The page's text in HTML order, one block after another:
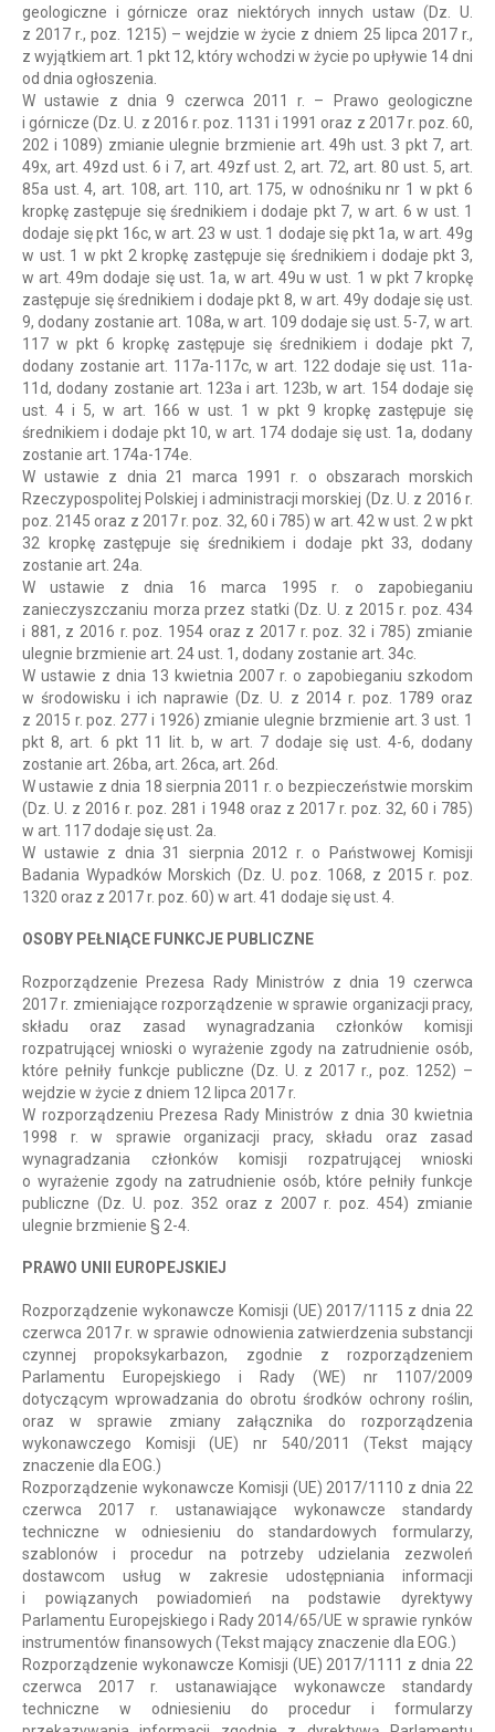
geologiczne i górnicze oraz niektórych innych ustaw (Dz. U.
z 2017 r., poz. 1215) – wejdzie w życie z dniem 25 lipca 2017 r.,
z wyjątkiem art. 1 pkt 12, który wchodzi w życie po upływie 14 dni
od dnia ogłoszenia.
W ustawie z dnia 9 czerwca 2011 r. – Prawo geologiczne
i górnicze (Dz. U. z 2016 r. poz. 1131 i 1991 oraz z 2017 r. poz. 60,
202 i 1089) zmianie ulegnie brzmienie art. 49h ust. 3 pkt 7, art.
49x, art. 49zd ust. 6 i 7, art. 49zf ust. 2, art. 72, art. 80 ust. 5, art.
85a ust. 4, art. 108, art. 110, art. 175, w odnośniku nr 1 w pkt 6
kropkę zastępuje się średnikiem i dodaje pkt 7, w art. 6 w ust. 1
dodaje się pkt 16c, w art. 23 w ust. 1 dodaje się pkt 1a, w art. 49g
w ust. 1 w pkt 2 kropkę zastępuje się średnikiem i dodaje pkt 3,
w art. 49m dodaje się ust. 1a, w art. 49u w ust. 1 w pkt 7 kropkę
zastępuje się średnikiem i dodaje pkt 8, w art. 49y dodaje się ust.
9, dodany zostanie art. 108a, w art. 109 dodaje się ust. 5-7, w art.
117 w pkt 6 kropkę zastępuje się średnikiem i dodaje pkt 7,
dodany zostanie art. 117a-117c, w art. 122 dodaje się ust. 11a-
11d, dodany zostanie art. 123a i art. 123b, w art. 154 dodaje się
ust. 4 i 5, w art. 166 w ust. 1 w pkt 9 kropkę zastępuje się
średnikiem i dodaje pkt 10, w art. 174 dodaje się ust. 1a, dodany
zostanie art. 174a-174e.
W ustawie z dnia 21 marca 1991 r. o obszarach morskich
Rzeczypospolitej Polskiej i administracji morskiej (Dz. U. z 2016 r.
poz. 2145 oraz z 2017 r. poz. 32, 60 i 785) w art. 42 w ust. 2 w pkt
32 kropkę zastępuje się średnikiem i dodaje pkt 33, dodany
zostanie art. 24a.
W ustawie z dnia 16 marca 1995 r. o zapobieganiu
zanieczyszczaniu morza przez statki (Dz. U. z 2015 r. poz. 434
i 881, z 2016 r. poz. 1954 oraz z 2017 r. poz. 32 i 785) zmianie
ulegnie brzmienie art. 24 ust. 1, dodany zostanie art. 34c.
W ustawie z dnia 13 kwietnia 2007 r. o zapobieganiu szkodom
w środowisku i ich naprawie (Dz. U. z 2014 r. poz. 1789 oraz
z 2015 r. poz. 277 i 1926) zmianie ulegnie brzmienie art. 3 ust. 1
pkt 8, art. 6 pkt 11 lit. b, w art. 7 dodaje się ust. 4-6, dodany
zostanie art. 26ba, art. 26ca, art. 26d.
W ustawie z dnia 18 sierpnia 2011 r. o bezpieczeństwie morskim
(Dz. U. z 2016 r. poz. 281 i 1948 oraz z 2017 r. poz. 32, 60 i 785)
w art. 117 dodaje się ust. 2a.
W ustawie z dnia 31 sierpnia 2012 r. o Państwowej Komisji
Badania Wypadków Morskich (Dz. U. poz. 1068, z 2015 r. poz.
1320 oraz z 2017 r. poz. 60) w art. 41 dodaje się ust. 4.
OSOBY PEŁNIĄCE FUNKCJE PUBLICZNE
Rozporządzenie Prezesa Rady Ministrów z dnia 19 czerwca
2017 r. zmieniające rozporządzenie w sprawie organizacji pracy,
składu oraz zasad wynagradzania członków komisji
rozpatrującej wnioski o wyrażenie zgody na zatrudnienie osób,
które pełniły funkcje publiczne (Dz. U. z 2017 r., poz. 1252) –
wejdzie w życie z dniem 12 lipca 2017 r.
W rozporządzeniu Prezesa Rady Ministrów z dnia 30 kwietnia
1998 r. w sprawie organizacji pracy, składu oraz zasad
wynagradzania członków komisji rozpatrującej wnioski
o wyrażenie zgody na zatrudnienie osób, które pełniły funkcje
publiczne (Dz. U. poz. 352 oraz z 2007 r. poz. 454) zmianie
ulegnie brzmienie § 2-4.
PRAWO UNII EUROPEJSKIEJ
Rozporządzenie wykonawcze Komisji (UE) 2017/1115 z dnia 22
czerwca 2017 r. w sprawie odnowienia zatwierdzenia substancji
czynnej propoksykarbazon, zgodnie z rozporządzeniem
Parlamentu Europejskiego i Rady (WE) nr 1107/2009
dotyczącym wprowadzania do obrotu środków ochrony roślin,
oraz w sprawie zmiany załącznika do rozporządzenia
wykonawczego Komisji (UE) nr 540/2011 (Tekst mający
znaczenie dla EOG.)
Rozporządzenie wykonawcze Komisji (UE) 2017/1110 z dnia 22
czerwca 2017 r. ustanawiające wykonawcze standardy
techniczne w odniesieniu do standardowych formularzy,
szablonów i procedur na potrzeby udzielania zezwoleń
dostawcom usług w zakresie udostępniania informacji
i powiązanych powiadomień na podstawie dyrektywy
Parlamentu Europejskiego i Rady 2014/65/UE w sprawie rynków
instrumentów finansowych (Tekst mający znaczenie dla EOG.)
Rozporządzenie wykonawcze Komisji (UE) 2017/1111 z dnia 22
czerwca 2017 r. ustanawiające wykonawcze standardy
techniczne w odniesieniu do procedur i formularzy